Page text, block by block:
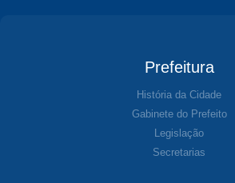
Prefeitura
História da Cidade
Gabinete do Prefeito
Legislação
Secretarias